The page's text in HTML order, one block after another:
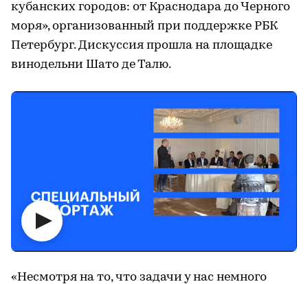
кубанских городов: от Краснодара до Черного
моря», организованный при поддержке РБК
Петербург. Дискуссия прошла на площадке
винодельни Шато де Талю.
«Несмотря на то, что задачи у нас немного